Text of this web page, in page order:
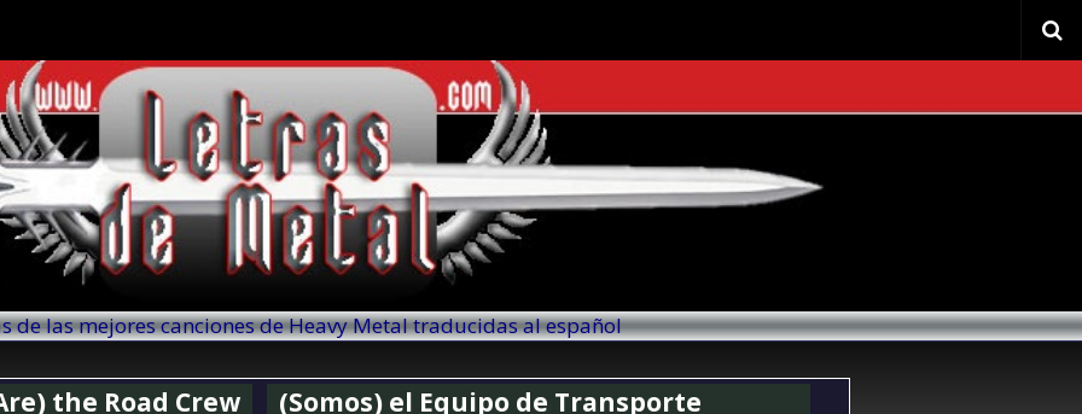
de las mejores canciones de Heavy Metal traducidas al español
the Road Crew (Somos) el Equipo de Transporte